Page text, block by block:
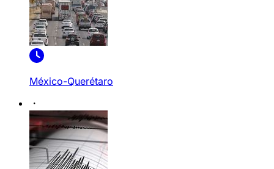
México-Querétaro